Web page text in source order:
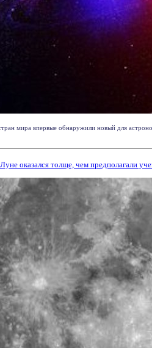
мира впервые обнаружили новый для
оказался толще, чем предполагали